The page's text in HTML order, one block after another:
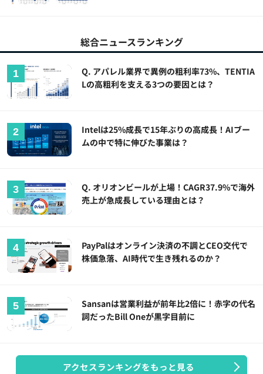
総合ニュースランキング
Q. アパレル業界で異例の粗利率73%、TENTIA
Lの高粗利を支える3つの要因とは？
Intelは25%成長で15年ぶりの高成長！AIブー
ムの中で特に伸びた事業は？
Q. オリオンビールが上場！CAGR37.9%で海外
売上が急成長している理由とは？
PayPalはオンライン決済の不調とCEO交代で
株価急落、AI時代で生き残れるのか？
Sansanは営業利益が前年比2倍に！赤字の代名
詞だったBill Oneが黒字目前に
アクセスランキングをもっと見る